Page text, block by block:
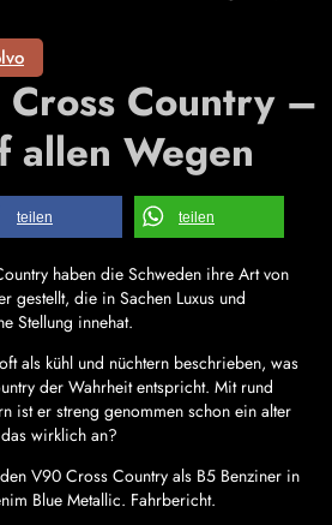
Country –
allen Wegen
teilen teilen
haben die Schweden ihre Art von
gestellt, die in Sachen Luxus und
Stellung innehat.
als kühl und nüchtern beschrieben, was
der Wahrheit entspricht. Mit rund
ist er streng genommen schon ein alter
wirklich an?
V90 Cross Country als B5 Benziner in
Blue Metallic. Fahrbericht.